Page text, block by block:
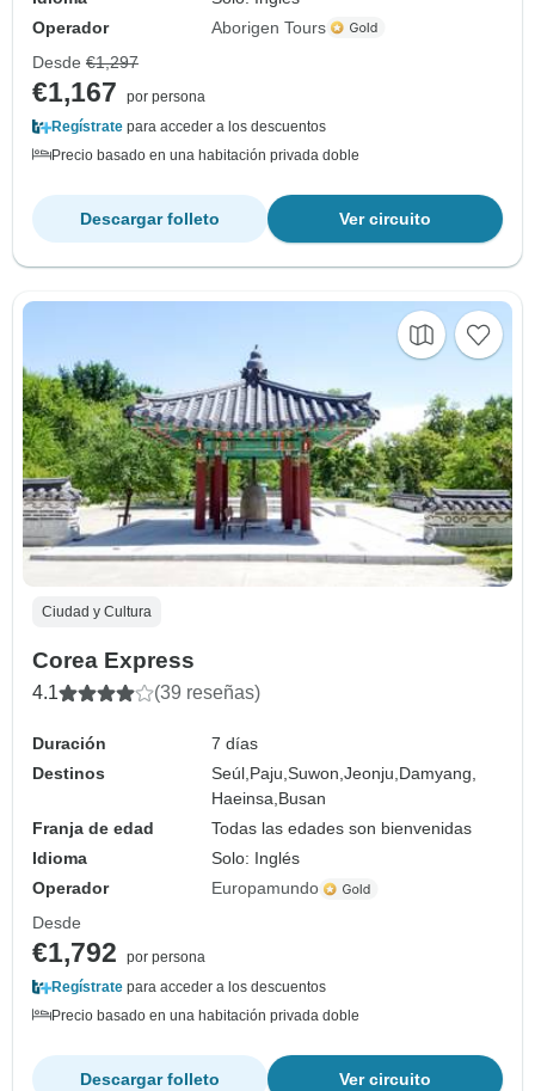
Operador
Aborigen Tours
Desde €1,297
€1,167
por persona
Regístrate para acceder a los descuentos
Precio basado en una habitación privada doble
Ver circuito
Descargar folleto
Ciudad y Cultura
Corea Express
4.1 (39 reseñas)
Duración
7 días
Destinos
Seúl, Paju,Suwon,Jeonju, Damyang,
Haeinsa, Busan
Franja de edad
Todas las edades son bienvenidas
Idioma
Solo: Inglés
Operador
Europamundo
Desde
€1,792
por persona
Regístrate para acceder a los descuentos
Precio basado en una habitación privada doble
Ver circuito
Descargar folleto